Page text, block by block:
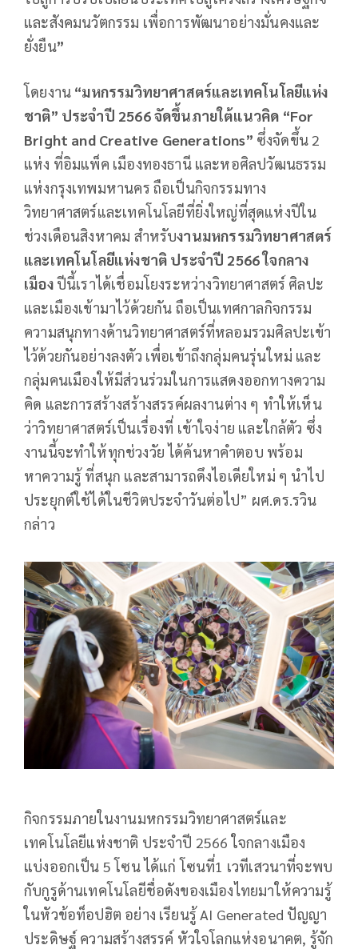
และสังคมนวัตกรรม เพื่อการพัฒนาอย่างมั่นคงและ
ยั่งยืน”
โดยงาน “มหกรรมวิทยาศาสตร์และเทคโนโลยีแห่ง
ชาติ” ประจำปี 2566จัดขึ้นภายใต้แนวคิด “For
Bright and Creative Generations” ซึ่งจัดขึ้น 2
แห่ง ที่อิมแพ็ค เมืองทองธานี และหอศิลปวัฒนธรรม
แห่งกรุงเทพมหานคร ถือเป็นกิจกรรมทาง
วิทยาศาสตร์และเทคโนโลยีที่ยิ่งใหญ่ที่สุดแห่งปีใน
ช่วงเดือนสิงหาคม สำหรับงานมหกรรมวิทยาศาสตร์
และเทคโนโลยีแห่งชาติ ประจำปี 2566 ใจกลาง
เมืองปีนี้เราได้เชื่อมโยงระหว่างวิทยาศาสตร์ ศิลปะ
และเมืองเข้ามาไว้ด้วยกัน ถือเป็นเทศกาลกิจกรรม
ความสนุกทางด้านวิทยาศาสตร์ที่หลอมรวมศิลปะเข้า
ไว้ด้วยกันอย่างลงตัว เพื่อเข้าถึงกลุ่มคนรุ่นใหม่ และ
กลุ่มคนเมืองให้มีส่วนร่วมในการแสดงออกทางความ
คิด และการสร้างสร้างสรรค์ผลงานต่าง ๆ ทำให้เห็น
ว่าวิทยาศาสตร์เป็นเรื่องที่ เข้าใจง่าย และใกล้ตัว ซึ่ง
งานนี้จะทำให้ทุกช่วงวัย ได้ค้นหาคำตอบ พร้อม
หาความรู้ ที่สนุก และสามารถดึงไอเดียใหม่ ๆ นำไป
ประยุกต์ใช้ได้ในชีวิตประจำวันต่อไป” ผศ.ดร.รวิน
กล่าว
กิจกรรมภายในงานมหกรรมวิทยาศาสตร์และ
เทคโนโลยีแห่งชาติ ประจำปี 2566 ใจกลางเมือง
แบ่งออกเป็น 5 โซน ได้แก่ โซนที่1 เวทีเสวนาที่จะพบ
กับกูรูด้านเทคโนโลยีชื่อดังของเมืองไทยมาให้ความรู้
ในหัวข้อท็อปฮิต อย่าง เรียนรู้ AI Generated ปัญญา
ประดิษฐ์ ความสร้างสรรค์ หัวใจโลกแห่งอนาคต, รู้จัก